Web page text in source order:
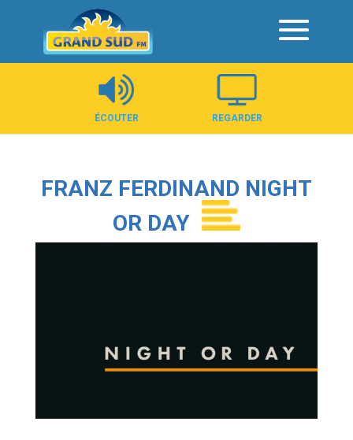
Panneau de gestion des cookies
ÉCOUTER REGARDER
FRANZ FERDINAND NIGHT
OR DAY